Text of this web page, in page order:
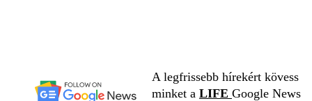
A legfrissebb hírekért kövess
minket a LIFE Google News